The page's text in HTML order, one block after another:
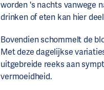
worden 's nachts vanwege
drinken of eten kan hier
Bovendien schommelt de
Met deze dagelijkse
uitgebreide reeks aan
vermoeidheid.